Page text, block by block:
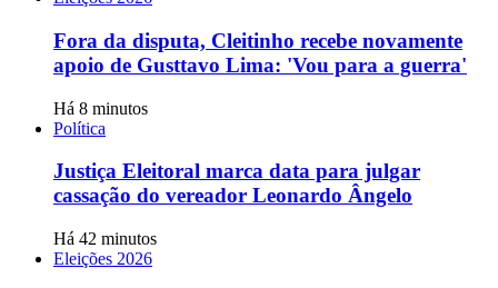
Fora da disputa, Cleitinho recebe novamente
apoio de Gusttavo Lima: 'Vou para a guerra'
Há 8 minutos
Política
Justiça Eleitoral marca data para julgar
cassação do vereador Leonardo Ângelo
Há 42 minutos
Eleições 2026